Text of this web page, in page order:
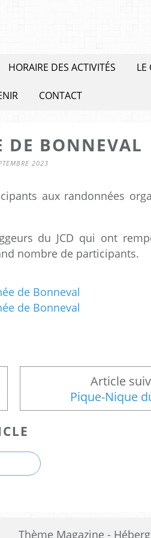
HORAIRE DES ACTIVITÉS LE
CONTACT
DE BONNEVAL
2023
aux randonnées
du JCD qui ont
nombre de participants.
Pique-Nique
Thème Magazine -